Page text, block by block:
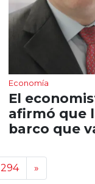
Economía
El
afirmó que
barco que
294 »